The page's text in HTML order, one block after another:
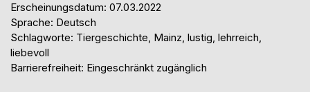
Erscheinungsdatum: 07.03.2022
Sprache: Deutsch
Schlagworte: Tiergeschichte, Mainz, lustig, lehrreich,
liebevoll
Barrierefreiheit: Eingeschränkt zugänglich